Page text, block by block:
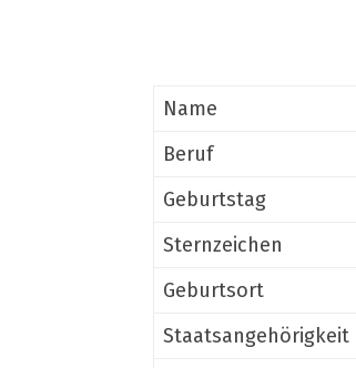
Name
Beruf
Geburtstag
Sternzeichen
Geburtsort
Staatsangehörigkeit